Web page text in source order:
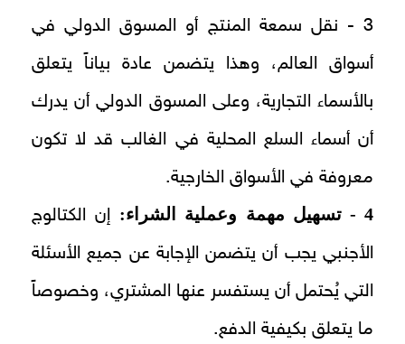
3 - نقل سمعة المنتج أو المسوق الدولي في
أسواق العالم، وهذا يتضمن عادة بياناً يتعلق
بالأسماء التجارية، وعلى المسوق الدولي أن يدرك
أن أسماء السلع المحلية في الغالب قد لا تكون
معروفة في الأسواق الخارجية.
4 - تسهيل مهمة وعملية الشراء:
إن الكتالوج
الأجنبي يجب أن يتضمن الإجابة عن جميع الأسئلة
التي يُحتمل أن يستفسر عنها المشتري، وخصوصاً
ما يتعلق بكيفية الدفع.